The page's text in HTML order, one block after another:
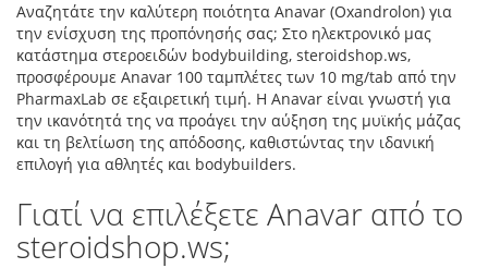
Αναζητάτε την καλύτερη ποιότητα Anavar (Oxandrolon) για
την ενίσχυση της προπόνησής σας; Στο ηλεκτρονικό μας
κατάστημα στεροειδών bodybuilding, steroidshop.ws,
προσφέρουμε Anavar 100 ταμπλέτες των 10 mg/tab από την
PharmaxLab σε εξαιρετική τιμή. Η Anavar είναι γνωστή για
την ικανότητά της να προάγει την αύξηση της μυϊκής μάζας
και τη βελτίωση της απόδοσης, καθιστώντας την ιδανική
επιλογή για αθλητές και bodybuilders.
Γιατί να επιλέξετε Anavar από το
steroidshop.ws;